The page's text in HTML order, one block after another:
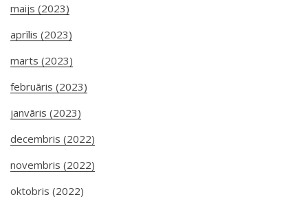
maijs (2023)
aprīlis (2023)
marts (2023)
februāris (2023)
janvāris (2023)
decembris (2022)
novembris (2022)
oktobris (2022)